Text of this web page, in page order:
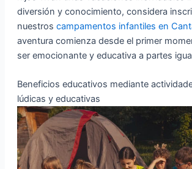
diversión y conocimiento, considera
nuestros campamentos infantiles en
aventura comienza desde el primer
ser emocionante y educativa a partes
Beneficios educativos mediante
lúdicas y educativas